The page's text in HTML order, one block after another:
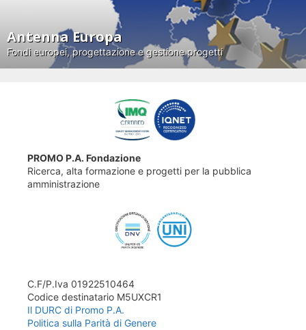
Antenna Europa
Fondi europei, progettazione e gestione progetti
PROMO P.A. Fondazione
Ricerca, alta formazione e progetti per la pubblica
amministrazione
C.F/P.Iva 01922510464
Codice destinatario M5UXCR1
Il DURC di Promo P.A.
Politica sulla Parità di Genere